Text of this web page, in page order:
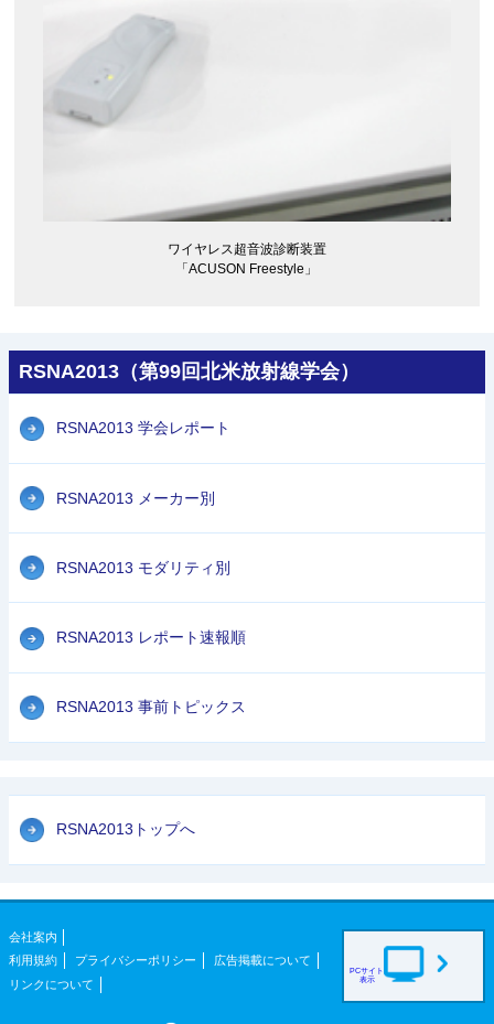
ワイヤレス超音波診断装置
「ACUSON Freestyle」
RSNA2013（第99回北米放射線学会）
RSNA2013 学会レポート
RSNA2013 メーカー別
RSNA2013 モダリティ別
RSNA2013 レポート速報順
RSNA2013 事前トピックス
RSNA2013トップへ
会社案内
利用規約
プライバシーポリシー
広告掲載について
リンクについて
PCサイト
表示